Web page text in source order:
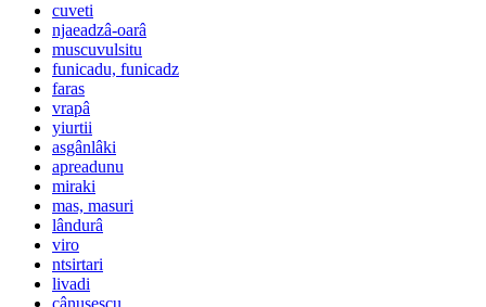
cuveti
njaeadzâ-oarâ
muscuvulsitu
funicadu, funicadz
faras
vrapâ
yiurtii
asgânlâki
apreadunu
miraki
mas, masuri
lândurâ
viro
ntsirtari
livadi
cânusescu